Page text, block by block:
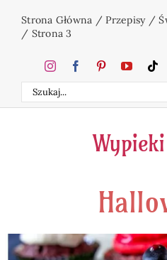
zawartości
Strona Główna /Przepisy/
/ Strona 3
Szukaj